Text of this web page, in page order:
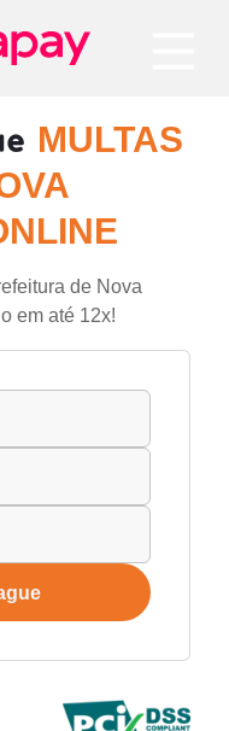
MULTAS
de Nova
em até 12x!